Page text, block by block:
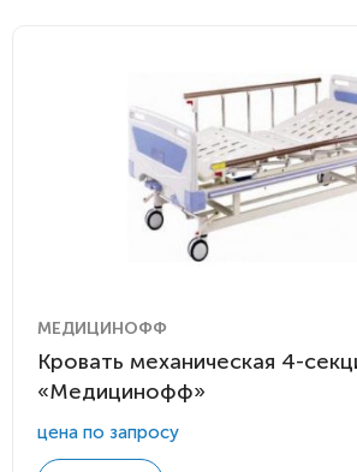
МЕДИЦИНОФФ
Кровать механическая 4-
«Медицинофф»
цена по запросу